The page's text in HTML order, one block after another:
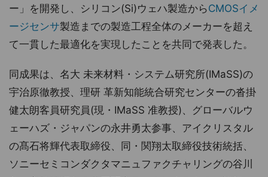
ー」を開発し、シリコン(Si)ウェハ製造からCMOSイメ
ージセンサ製造までの製造工程全体のメーカーを超え
て一貫した最適化を実現したことを共同で発表した。
同成果は、名大 未来材料・システム研究所(IMaSS)の
宇治原徹教授、理研 革新知能統合研究センターの沓掛
健太朗客員研究員(現・IMaSS 准教授)、グローバルウ
ェーハズ・ジャパンの永井勇太参事、アイクリスタル
の髙石将輝代表取締役、同・関翔太取締役技術統括、
ソニーセミコンダクタマニュファクチャリングの谷川